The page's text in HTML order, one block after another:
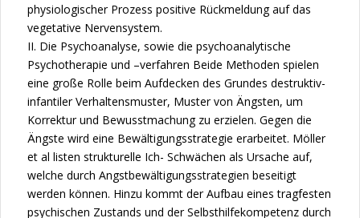
physiologischer Prozess positive Rückmeldung auf das
vegetative Nervensystem.
II. Die Psychoanalyse, sowie die psychoanalytische
Psychotherapie und –verfahren Beide Methoden spielen
eine große Rolle beim Aufdecken des Grundes destruktiv-
infantiler Verhaltensmuster, Muster von Ängsten, um
Korrektur und Bewusstmachung zu erzielen. Gegen die
Ängste wird eine Bewältigungsstrategie erarbeitet. Möller
et al listen strukturelle Ich- Schwächen als Ursache auf,
welche durch Angstbewältigungsstrategien beseitigt
werden können. Hinzu kommt der Aufbau eines tragfesten
psychischen Zustands und der Selbsthilfekompetenz durch